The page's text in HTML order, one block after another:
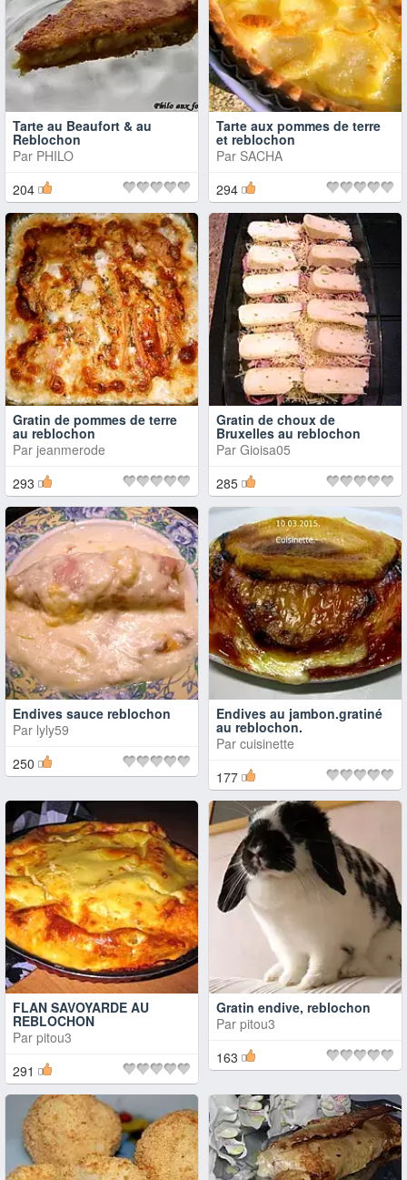
Tarte au Beaufort & au
Reblochon
Par PHILO
204
Tarte aux pommes de terre
et reblochon
Par SACHA
294
Gratin de pommes de terre
au reblochon
Par jeanmerode
293
Gratin de choux de
Bruxelles au reblochon
Par Gioisa05
285
Endives sauce reblochon
Par lyly59
250
Endives au jambon.gratiné
au reblochon.
Par cuisinette
177
FLAN SAVOYARDE AU
REBLOCHON
Par pitou3
291
Gratin endive, reblochon
Par pitou3
163